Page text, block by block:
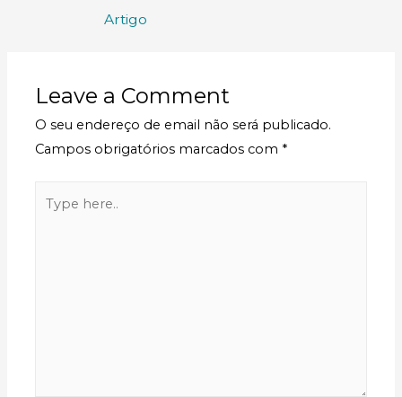
Artigo
Leave a Comment
O seu endereço de email não será publicado.
Campos obrigatórios marcados com *